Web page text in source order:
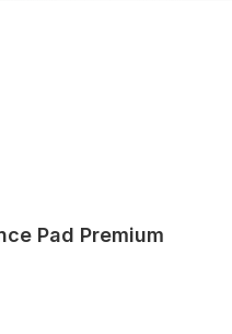
Pad Premium